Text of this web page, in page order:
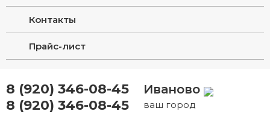
Контакты
Прайс-лист
8 (920) 346-08-45
8 (920) 346-08-45
Иваново
ваш город